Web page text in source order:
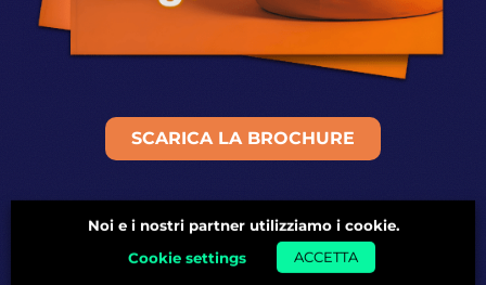
SCARICA LA BROCHURE
Noi e i nostri partner utilizziamo i cookie.
Cookie settings
ACCETTA